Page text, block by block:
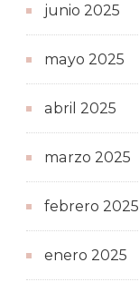
junio 2025
mayo 2025
abril 2025
marzo 2025
febrero 2025
enero 2025